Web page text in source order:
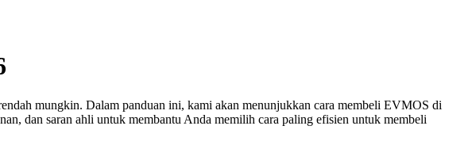
mungkin. Dalam panduan ini, kami akan menunjukkan cara membeli EVMOS di
dan saran ahli untuk membantu Anda memilih cara paling efisien untuk membeli